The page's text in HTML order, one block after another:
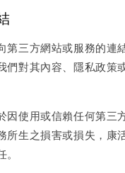
第三方網站或服務的連
們對其內容、隱私政策
因使用或信賴任何第三
所生之損害或損失，康